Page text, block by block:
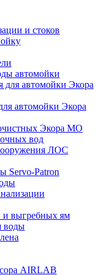
и стоков
автомойки
автомойки Экора
автомойки Экора
Экора МО
вод
ЛОС
Servo-Patron
и выгребных ям
воды
AIRLAB